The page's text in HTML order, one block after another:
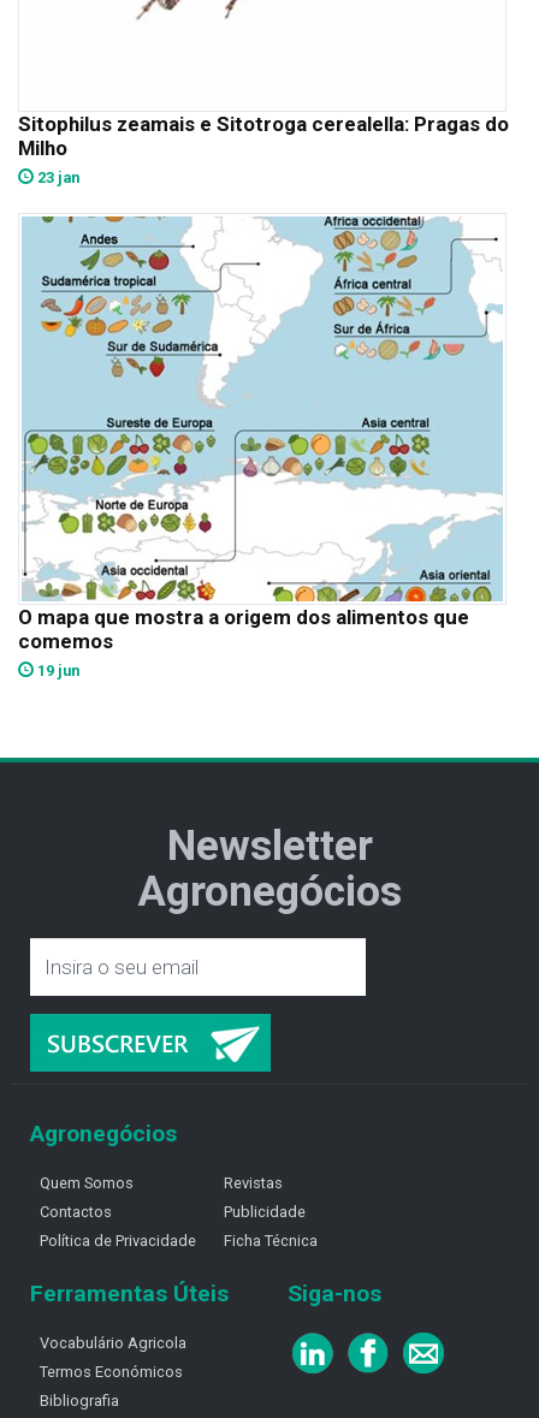
Sitophilus zeamais e Sitotroga cerealella: Pragas do
Milho
23 jan
O mapa que mostra a origem dos alimentos que
comemos
19 jun
Newsletter
Agronegócios
Agronegócios
Quem Somos
Contactos
Política de Privacidade
Revistas
Publicidade
Ficha Técnica
Ferramentas Úteis
Vocabulário Agricola
Termos Económicos
Bibliografia
Siga-nos